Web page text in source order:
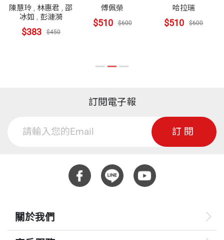
陳慧玲 , 林惠君 ,邵
冰如 , 彭漣漪
$383 $450
傅佩榮
$510 $600
到扮演上帝 【簡
體版書名：人類
簡史】
哈拉瑞
$510 $600
訂閱電子報
訂閱
關於我們